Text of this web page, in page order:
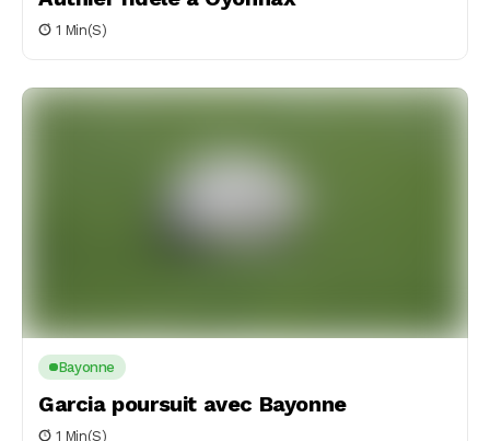
1 Min(s)
Bayonne
Garcia poursuit avec Bayonne
1 Min(s)